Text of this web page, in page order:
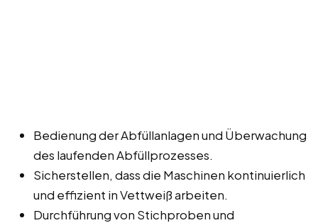
Bedienung der Abfüllanlagen und Überwachung
des laufenden Abfüllprozesses.
Sicherstellen, dass die Maschinen kontinuierlich
und effizient in Vettweiß arbeiten.
Durchführung von Stichproben und